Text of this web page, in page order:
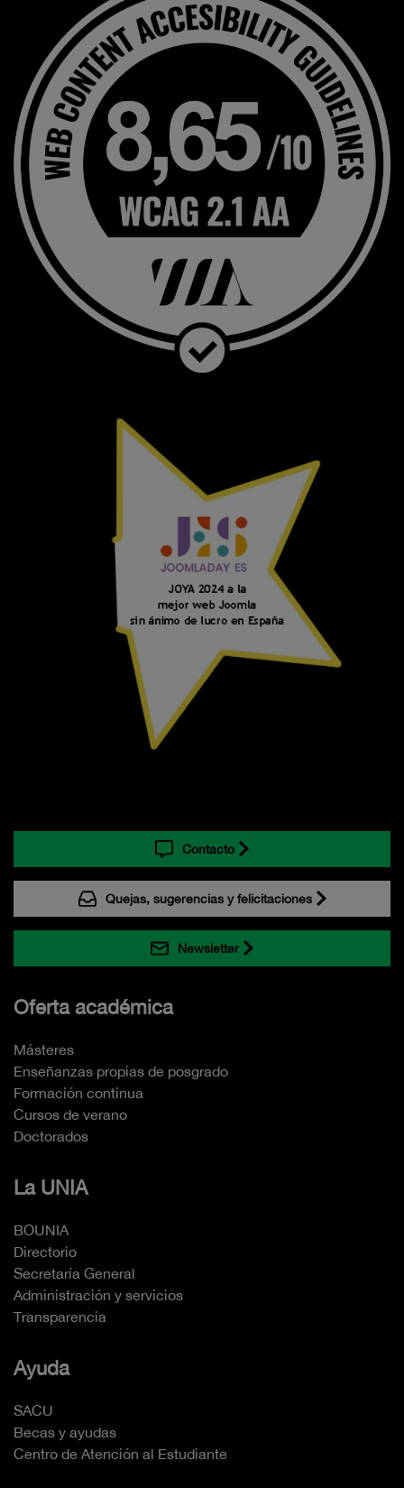
Contacto
Quejas, sugerencias y felicitaciones
Newsletter
Oferta académica
Másteres
Enseñanzas propias de posgrado
Formación continua
Cursos de verano
Doctorados
La UNIA
BOUNIA
Directorio
Secretaría General
Administración y servicios
Transparencia
Ayuda
SACU
Becas y ayudas
Centro de Atención al Estudiante